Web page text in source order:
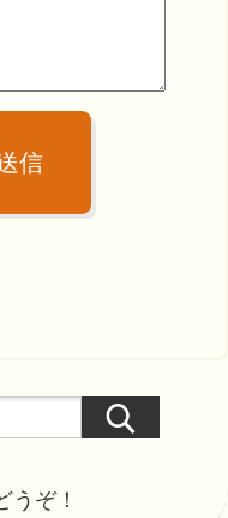
信
うぞ！